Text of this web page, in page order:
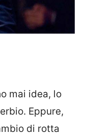
mai idea, lo
Eppure,
di rotta